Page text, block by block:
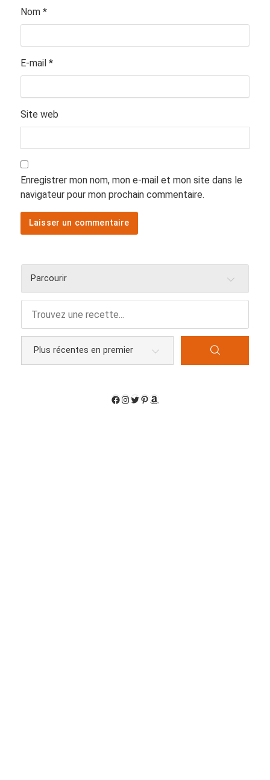
Nom *
E-mail *
Site web
Enregistrer mon nom, mon e-mail et mon site dans le
navigateur pour mon prochain commentaire.
Parcourir